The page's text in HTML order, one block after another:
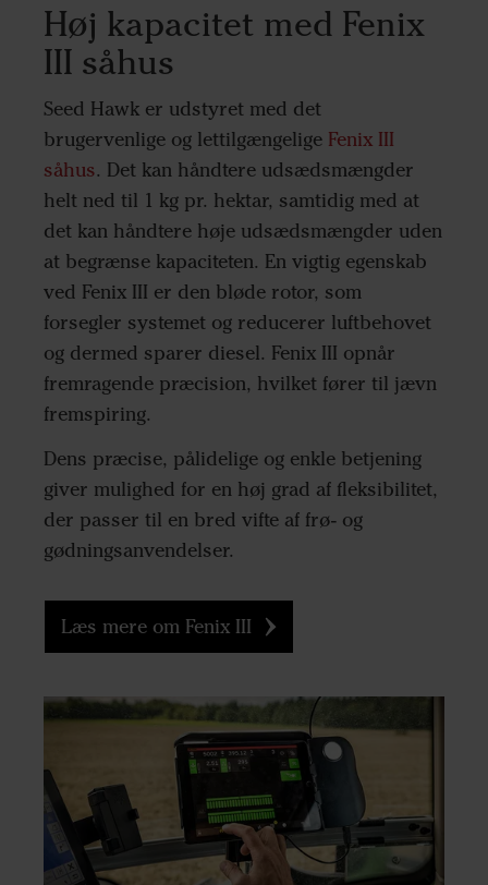
Høj kapacitet med Fenix
III såhus
Seed Hawk er udstyret med det
brugervenlige og lettilgængelige Fenix III
såhus. Det kan håndtere udsædsmængder
helt ned til 1 kg pr. hektar, samtidig med at
det kan håndtere høje udsædsmængder uden
at begrænse kapaciteten. En vigtig egenskab
ved Fenix III er den bløde rotor, som
forsegler systemet og reducerer luftbehovet
og dermed sparer diesel. Fenix III opnår
fremragende præcision, hvilket fører til jævn
fremspiring.
Dens præcise, pålidelige og enkle betjening
giver mulighed for en høj grad af fleksibilitet,
der passer til en bred vifte af frø- og
gødningsanvendelser.
Læs mere om Fenix III